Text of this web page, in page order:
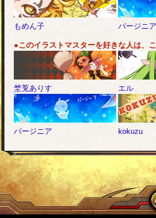
もめん子 バージニア
●このイラストマスターを好きな人は、
埜莵ありす エル
バージニア kokuzu